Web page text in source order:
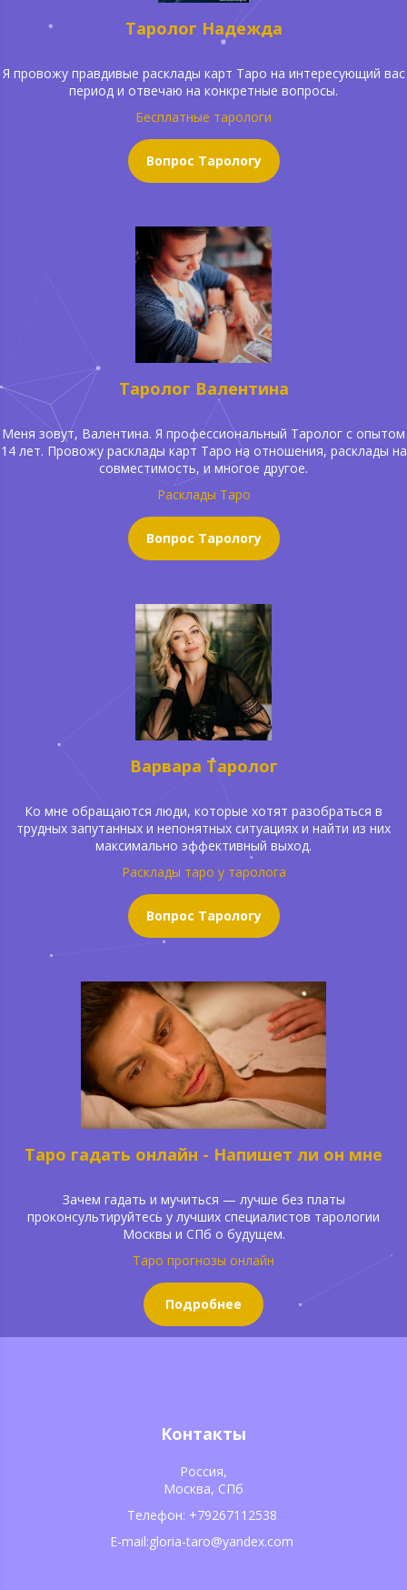
Таролог Надежда
Я провожу правдивые расклады карт Таро на интересующий вас
период и отвечаю на конкретные вопросы.
Бесплатные тарологи
Вопрос Тарологу
Таролог Валентина
Меня зовут, Валентина. Я профессиональный Таролог с опытом
14 лет. Провожу расклады карт Таро на отношения, расклады на
совместимость, и многое другое.
Расклады Таро
Вопрос Тарологу
Варвара Таролог
Ко мне обращаются люди, которые хотят разобраться в
трудных запутанных и непонятных ситуациях и найти из них
максимально эффективный выход.
Расклады таро у таролога
Вопрос Тарологу
Таро гадать онлайн - Напишет ли он мне
Зачем гадать и мучиться — лучше без платы
проконсультируйтесь у лучших специалистов тарологии
Москвы и СПб о будущем.
Таро прогнозы онлайн
Подробнее
Контакты
Россия,
Москва, СПб
Телефон: +79267112538
E-mail:gloria-taro@yandex.com